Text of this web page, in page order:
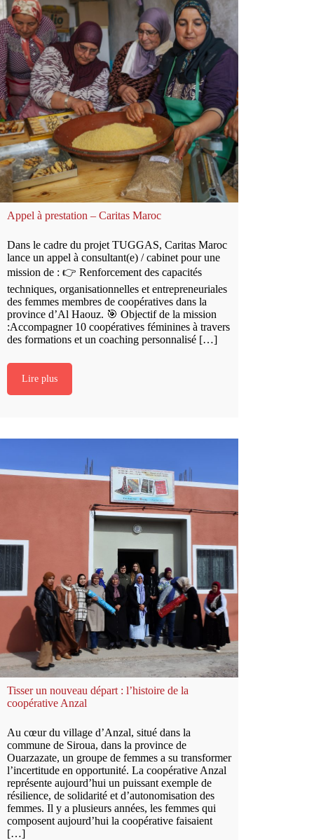
Appel à prestation – Caritas Maroc
Dans le cadre du projet TUGGAS, Caritas Maroc
lance un appel à consultant(e) / cabinet pour une
mission de : 👉 Renforcement des capacités
techniques, organisationnelles et entrepreneuriales
des femmes membres de coopératives dans la
province d’Al Haouz. 🎯 Objectif de la mission
:Accompagner 10 coopératives féminines à travers
des formations et un coaching personnalisé […]
Lire plus
Tisser un nouveau départ : l’histoire de la
coopérative Anzal
Au cœur du village d’Anzal, situé dans la
commune de Siroua, dans la province de
Ouarzazate, un groupe de femmes a su transformer
l’incertitude en opportunité. La coopérative Anzal
représente aujourd’hui un puissant exemple de
résilience, de solidarité et d’autonomisation des
femmes. Il y a plusieurs années, les femmes qui
composent aujourd’hui la coopérative faisaient
[…]